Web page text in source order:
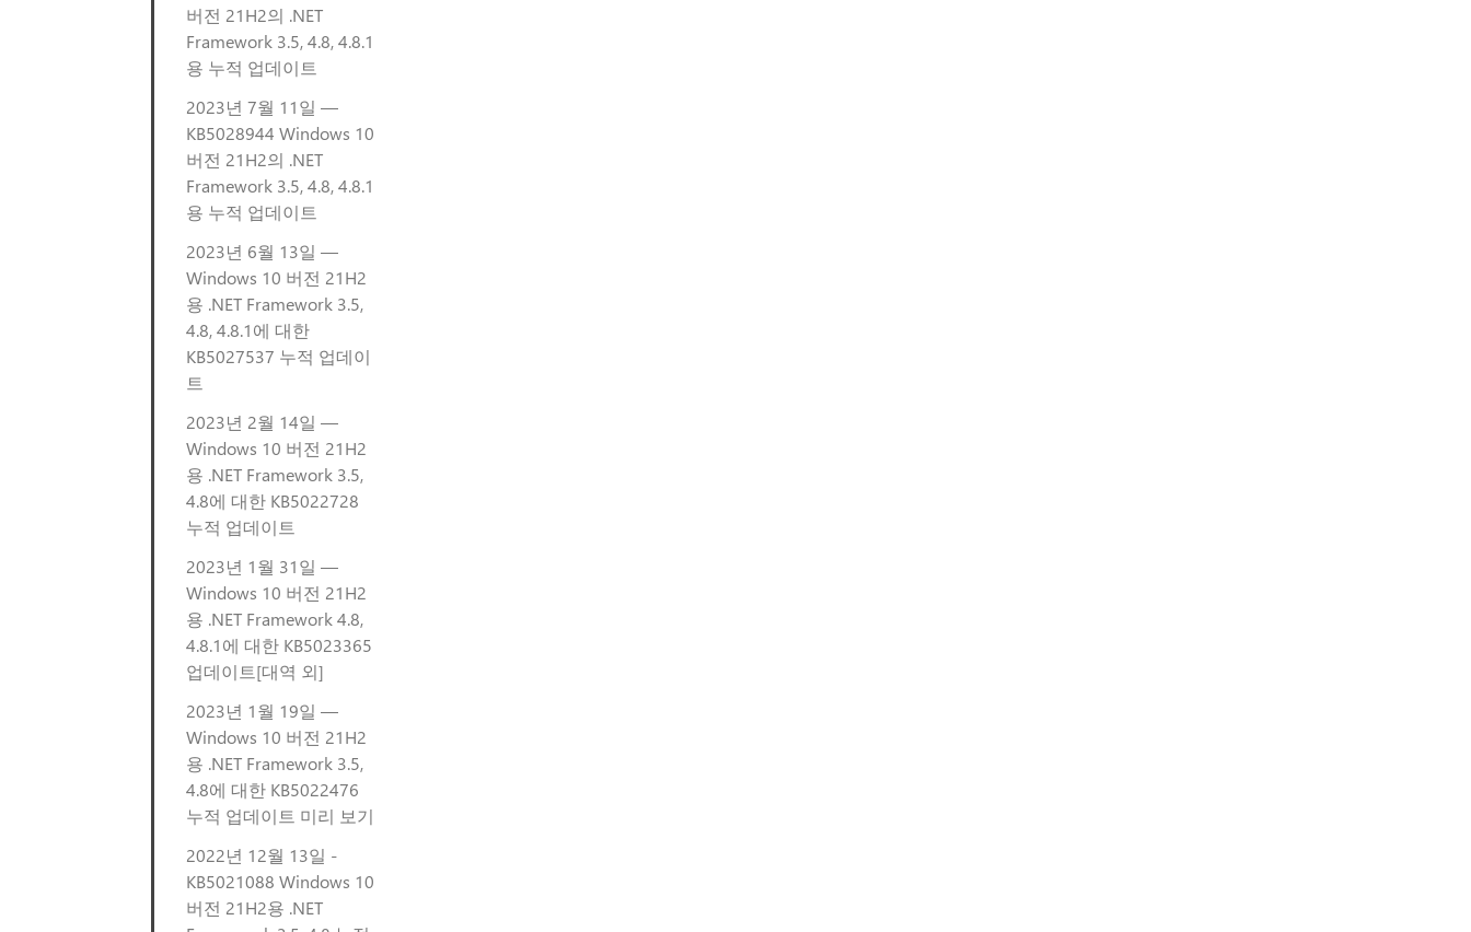
버전 21H2의 .NET
Framework 3.5, 4.8, 4.8.1
용 누적 업데이트
2023년 7월 11일 —
KB5028944 Windows 10
버전 21H2의 .NET
Framework 3.5, 4.8, 4.8.1
용 누적 업데이트
2023년 6월 13일 —
Windows 10 버전 21H2
용 .NET Framework 3.5,
4.8, 4.8.1에 대한
KB5027537 누적 업데이
트
2023년 2월 14일 —
Windows 10 버전 21H2
용 .NET Framework 3.5,
4.8에 대한 KB5022728
누적 업데이트
2023년 1월 31일 —
Windows 10 버전 21H2
용 .NET Framework 4.8,
4.8.1에 대한 KB5023365
업데이트[대역 외]
2023년 1월 19일 —
Windows 10 버전 21H2
용 .NET Framework 3.5,
4.8에 대한 KB5022476
누적 업데이트 미리 보기
2022년 12월 13일 -
KB5021088 Windows 10
버전 21H2용 .NET